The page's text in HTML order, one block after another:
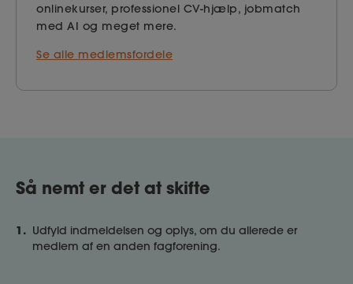
onlinekurser, professionel CV-hjælp, jobmatch
med AI og meget mere.
Se alle medlemsfordele
Så nemt er det at skifte
1. Udfyld indmeldelsen og oplys, om du allerede er
medlem af en anden fagforening.